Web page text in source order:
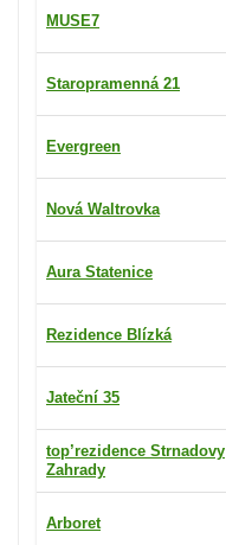
MUSE7
Staropramenná 21
Evergreen
Nová Waltrovka
Aura Statenice
Rezidence Blízká
Jateční 35
top’rezidence Strnadovy
Zahrady
Arboret